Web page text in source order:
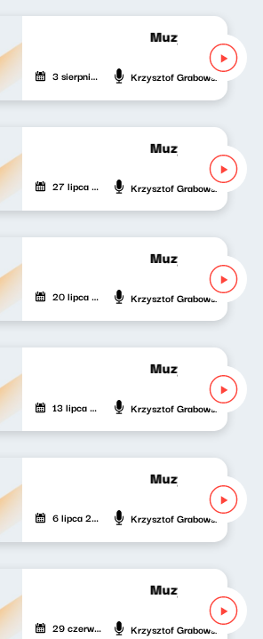
Muzyka bardzo
3 sierpnia 2026 Krzysztof Grabowski
Muzyka bardzo
27 lipca 2026 Krzysztof Grabowski
Muzyka bardzo
20 lipca 2026 Krzysztof Grabowski
Muzyka bardzo
13 lipca 2026 Krzysztof Grabowski
Muzyka bardzo
6 lipca 2026 Krzysztof Grabowski
Muzyka bardzo
29 czerwca 2026 Krzysztof Grabowski